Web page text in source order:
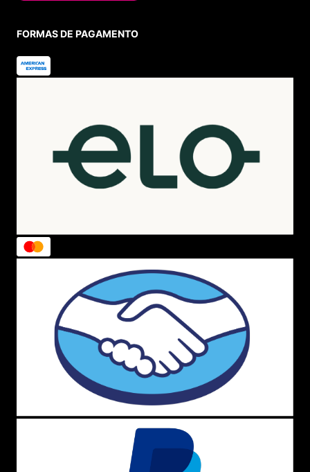
FORMAS DE PAGAMENTO